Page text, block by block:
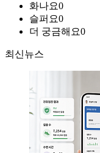
화나요0
슬퍼요0
더 궁금해요0
최신뉴스